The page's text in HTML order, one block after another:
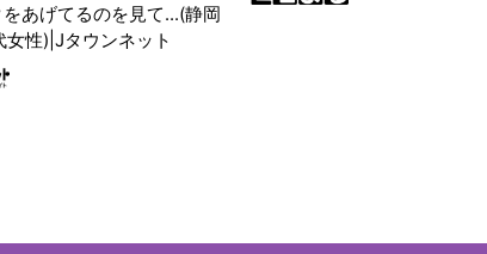
あげてるのを見て...(静岡
女性)|Jタウンネット